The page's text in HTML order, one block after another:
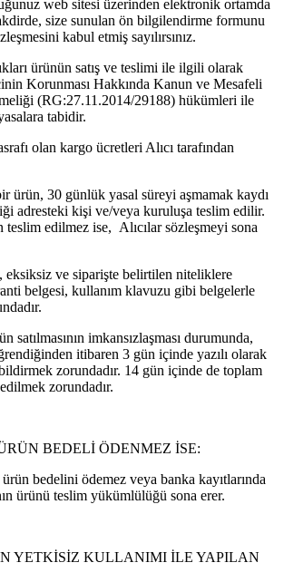
web sitesi üzerinden elektronik ortamda
size sunulan ön bilgilendirme formunu
kabul etmiş sayılırsınız.
ürünün satış ve teslimi ile ilgili olarak
Korunması Hakkında Kanun ve Mesafeli
(RG:27.11.2014/29188) hükümleri ile
tabidir.
olan kargo ücretleri Alıcı tarafından
ürün, 30 günlük yasal süreyi aşmamak kaydı
adresteki kişi ve/veya kuruluşa teslim edilir.
edilmez ise, Alıcılar sözleşmeyi sona
eksiksiz ve siparişte belirtilen niteliklere
belgesi, kullanım klavuzu gibi belgelerle
satılmasının imkansızlaşması durumunda,
itibaren 3 gün içinde yazılı olarak
zorundadır. 14 gün içinde de toplam
zorundadır.
BEDELİ ÖDENMEZ İSE:
ürün bedelini ödemez veya banka kayıtlarında
ürünü teslim yükümlülüğü sona erer.
YETKİSİZ KULLANIMI İLE YAPILAN